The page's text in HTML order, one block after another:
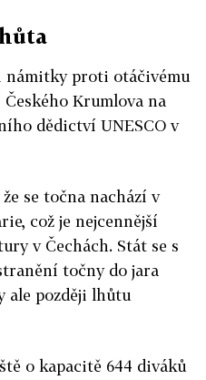
námitky proti otáčivému
Krumlova na
dědictví UNESCO v
se točna nachází v
což je nejcennější
v Čechách. Stát se s
točny do jara
ale později lhůtu
o kapacitě 644 diváků